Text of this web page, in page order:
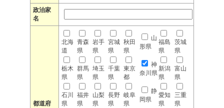
政治家
名
都道府
北海
道
青森
県
岩手
県
宮城
県
秋田
県
山
形県
福島
県
茨城
県
栃木
県
群馬
県
埼玉
県
千葉
県
東京
都
神
奈川県
新潟
県
富山
県
石川
県
福井
県
山梨
県
長野
県
岐阜
県
静
岡県
愛知
県
三重
県